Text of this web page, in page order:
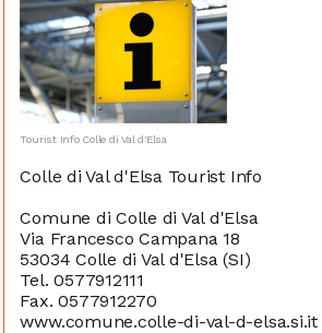
Tourist Info Colle di Val d'Elsa
Colle di Val d'Elsa Tourist Info
Comune di Colle di Val d'Elsa
Via Francesco Campana 18
53034 Colle di Val d'Elsa (SI)
Tel. 0577912111
Fax. 0577912270
www.comune.colle-di-val-d-elsa.si.it